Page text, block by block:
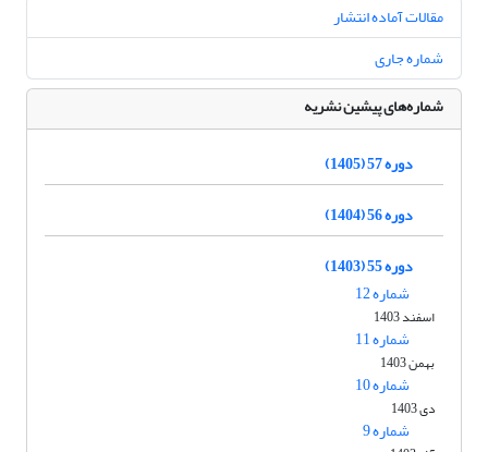
مقالات آماده انتشار
شماره جاری
شماره‌های پیشین نشریه
دوره 57 (1405)
دوره 56 (1404)
دوره 55 (1403)
شماره 12
اسفند 1403
شماره 11
بهمن 1403
شماره 10
دی 1403
شماره 9